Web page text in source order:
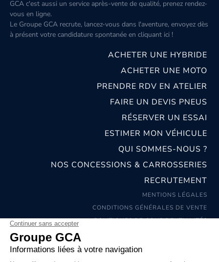
GCA c'est aussi un service après-vente de qualité, prenez rendez-
vous en ligne.
Le Groupe GCA recrute, lancez-vous dans l'aventure, envoyez dès
à présent votre candidature spontanée en cliquant ici !
ACHETER UNE HYBRIDE
ACHETER UNE MOTO
PRENDRE RDV EN ATELIER
FAIRE UN DEVIS PNEUS
RÉSERVER UN ESSAI
ESTIMER MON VÉHICULE
QUI SOMMES-NOUS ?
NOS CONCESSIONS & CARROSSERIES
RECRUTEMENT
MENTIONS LÉGALES
CONDITIONS GÉNÉRALES DE VENTE
POLITIQUES DE CONFIDENTIALITÉS